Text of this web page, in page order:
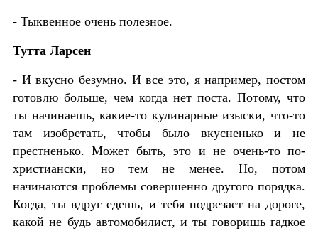
- Тыквенное очень полезное.
Тутта Ларсен
- И вкусно безумно. И все это, я например, постом
готовлю больше, чем когда нет поста. Потому, что
ты начинаешь, какие-то кулинарные изыски, что-то
там изобретать, чтобы было вкусненько и не
престненько. Может быть, это и не очень-то по-
христиански, но тем не менее. Но, потом
начинаются проблемы совершенно другого порядка.
Когда, ты вдруг едешь, и тебя подрезает на дороге,
какой не будь автомобилист, и ты говоришь гадкое